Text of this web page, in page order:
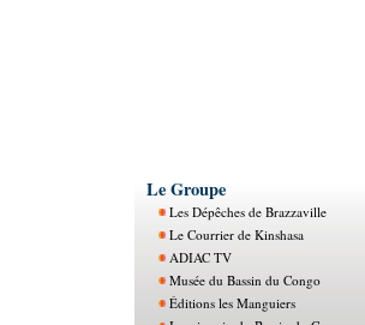
Le Groupe
Les Dépêches de Brazzaville
Le Courrier de Kinshasa
ADIAC TV
Musée du Bassin du Congo
Éditions les Manguiers